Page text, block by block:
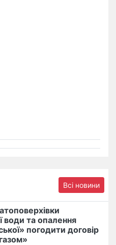
Всі новини
води та опалення
погодити договір